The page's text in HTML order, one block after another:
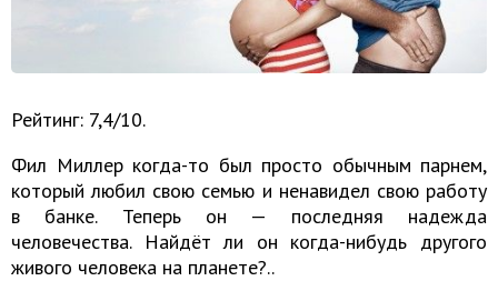
Рейтинг: 7,4/10.
Фил Миллер когда-то был просто обычным парнем,
который любил свою семью и ненавидел свою работу
в банке. Теперь он — последняя надежда
человечества. Найдёт ли он когда-нибудь другого
живого человека на планете?..